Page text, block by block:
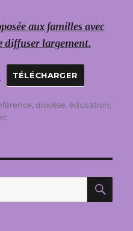
aux familles avec
diffuser largement.
TÉLÉCHARGER
,diocèse,éducation,